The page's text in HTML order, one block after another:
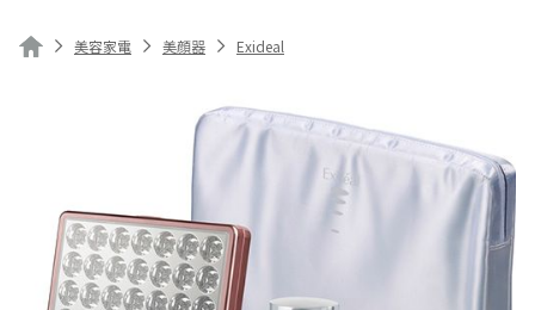
美容家電 美顔器 Exideal